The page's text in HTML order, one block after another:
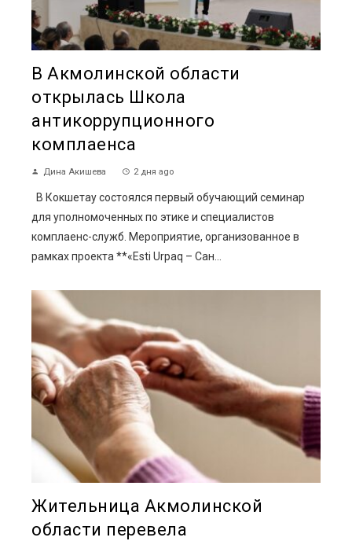
В Акмолинской области
открылась Школа
антикоррупционного
комплаенса
Дина Акишева 2 дня ago
В Кокшетау состоялся первый обучающий семинар
для уполномоченных по этике и специалистов
комплаенс-служб. Мероприятие, организованное в
рамках проекта **«Esti Urpaq – Сан...
Жительница Акмолинской
области перевела